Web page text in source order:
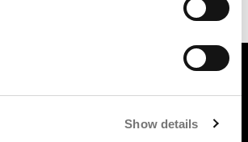
Show details